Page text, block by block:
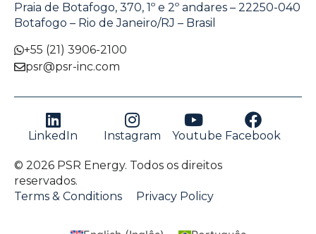
Praia de Botafogo, 370, 1º e 2º andares – 22250-040
Botafogo – Rio de Janeiro/RJ – Brasil
+55 (21) 3906-2100
psr@psr-inc.com
LinkedIn Instagram Youtube Facebook
© 2026 PSR Energy. Todos os direitos
reservados.
Terms & Conditions
Privacy Policy